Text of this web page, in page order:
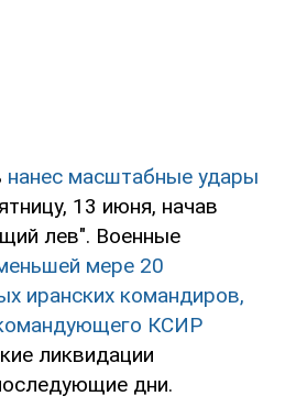
нанес масштабные удары
13 июня, начав
лев". Военные
мере 20
иранских командиров,
КСИР
ликвидации
дни.